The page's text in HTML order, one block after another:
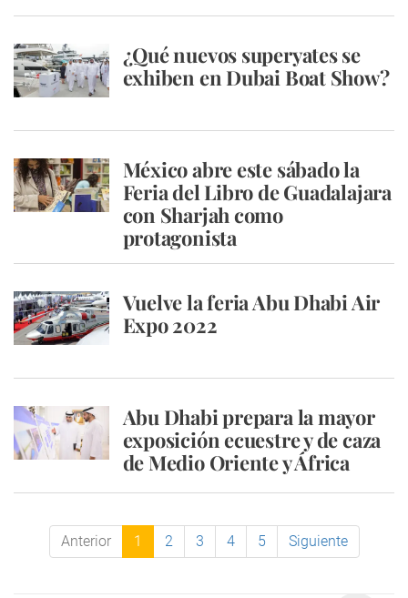
¿Qué nuevos superyates se
exhiben en Dubai Boat Show?
México abre este sábado la
Feria del Libro de Guadalajara
con Sharjah como
protagonista
Vuelve la feria Abu Dhabi Air
Expo 2022
Abu Dhabi prepara la mayor
exposición ecuestre y de caza
de Medio Oriente y África
Anterior 1 2 3 4 5 Siguiente